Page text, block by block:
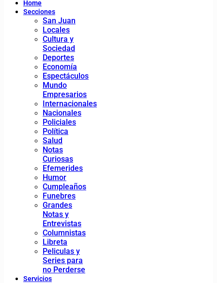
Home
Secciones
San Juan
Locales
Cultura y
Sociedad
Deportes
Economía
Espectáculos
Mundo
Empresarios
Internacionales
Nacionales
Policiales
Política
Salud
Notas
Curiosas
Efemerides
Humor
Cumpleaños
Funebres
Grandes
Notas y
Entrevistas
Columnistas
Libreta
Peliculas y
Series para
no Perderse
Servicios